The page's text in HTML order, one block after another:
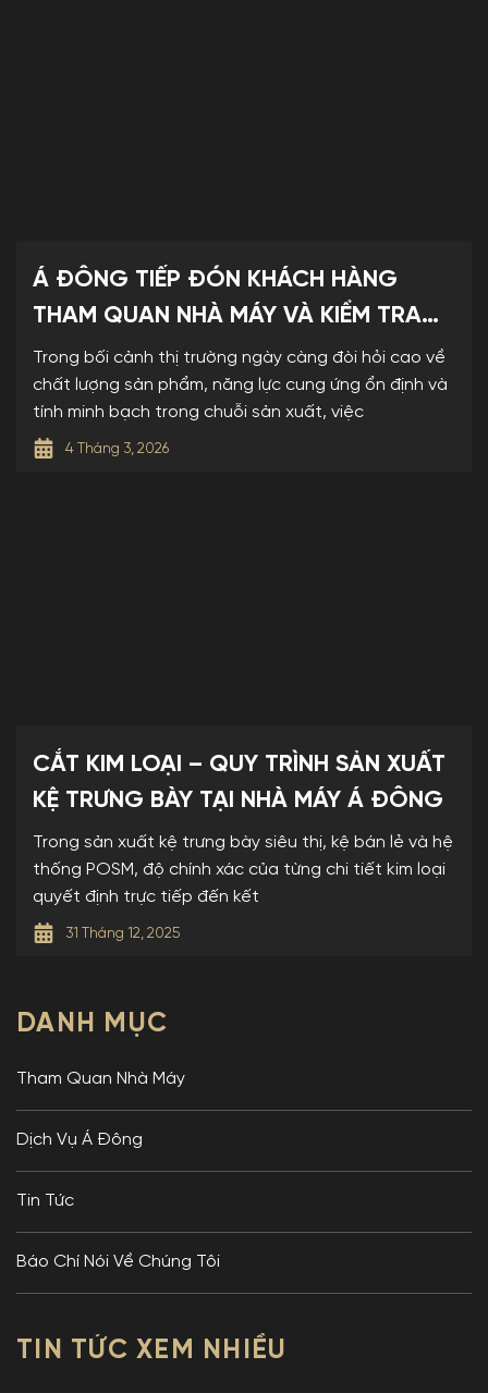
Á ĐÔNG TIẾP ĐÓN KHÁCH HÀNG
THAM QUAN NHÀ MÁY VÀ KIỂM TRA
MẪU
Trong bối cảnh thị trường ngày càng đòi hỏi cao về
chất lượng sản phẩm, năng lực cung ứng ổn định và
tính minh bạch trong chuỗi sản xuất, việc
4 Tháng 3, 2026
CẮT KIM LOẠI – QUY TRÌNH SẢN XUẤT
KỆ TRƯNG BÀY TẠI NHÀ MÁY Á ĐÔNG
Trong sản xuất kệ trưng bày siêu thị, kệ bán lẻ và hệ
thống POSM, độ chính xác của từng chi tiết kim loại
quyết định trực tiếp đến kết
31 Tháng 12, 2025
DANH MỤC
Tham Quan Nhà Máy
Dịch Vụ Á Đông
Tin Tức
Báo Chí Nói Về Chúng Tôi
TIN TỨC XEM NHIỀU